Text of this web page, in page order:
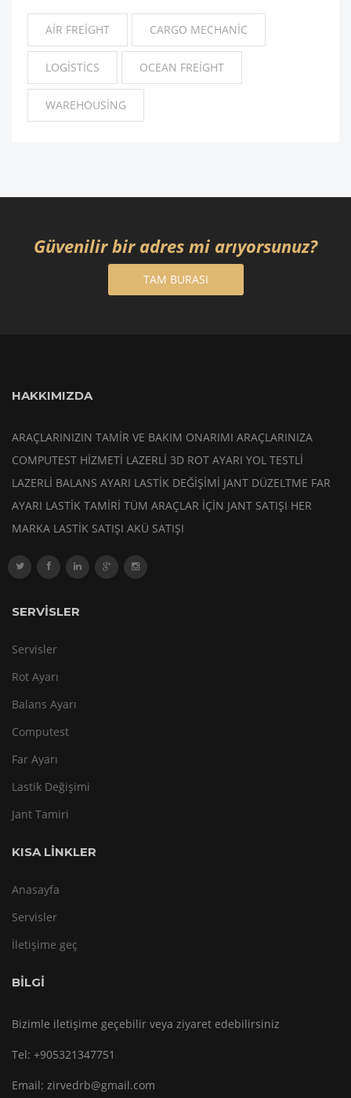
AIR FREIGHT CARGO MECHANIC
LOGISTICS OCEAN FREIGHT
WAREHOUSING
Güvenilir bir adres mi arıyorsunuz?
TAM BURASI
HAKKIMIZDA
ARAÇLARINIZIN TAMİR VE BAKIM ONARIMI ARAÇLARINIZA
COMPUTEST HİZMETİ LAZERLİ 3D ROT AYARI YOL TESTLİ
LAZERLİ BALANS AYARI LASTİK DEĞİŞİMİ JANT DÜZELTME FAR
AYARI LASTİK TAMİRİ TÜM ARAÇLAR İÇİN JANT SATIŞI HER
MARKA LASTİK SATIŞI AKÜ SATIŞI
SERVİSLER
Servisler
Rot Ayarı
Balans Ayarı
Computest
Far Ayarı
Lastik Değişimi
Jant Tamiri
KISA LINKLER
Anasayfa
Servisler
İletişime geç
BİLGİ
Bizimle iletişime geçebilir veya ziyaret edebilirsiniz
Tel: +905321347751
Email: zirvedrb@gmail.com